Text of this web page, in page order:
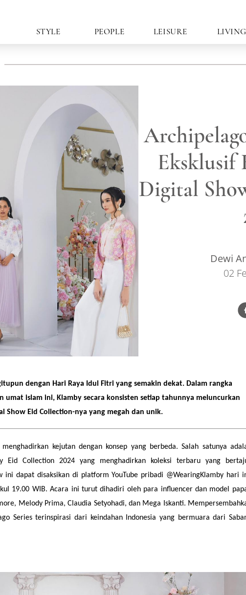
STYLE PEOPLE LEISURE LIVING
Eksklusif
Digital
Dewi
02
dengan Hari Raya Idul Fitri yang semakin dekat. Dalam rangka
umat islam ini, Klamby secara konsisten setiap tahunnya meluncurkan
Show Eid Collection-nya yang megah dan unik.
kejutan dengan konsep yang berbeda. Salah satunya
Eid Collection 2024 yang menghadirkan koleksi terbaru yang
ini dapat disaksikan di platform YouTube pribadi @WearingKlamby hari
19.00 WIB. Acara ini turut dihadiri oleh para influencer dan model
Melody Prima, Claudia Setyohadi, dan Mega Iskanti.
Series terinspirasi dari keindahan Indonesia yang bermuara dari